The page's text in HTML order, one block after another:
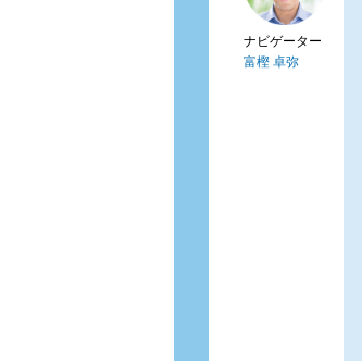
ナビゲーター
富樫 卓弥